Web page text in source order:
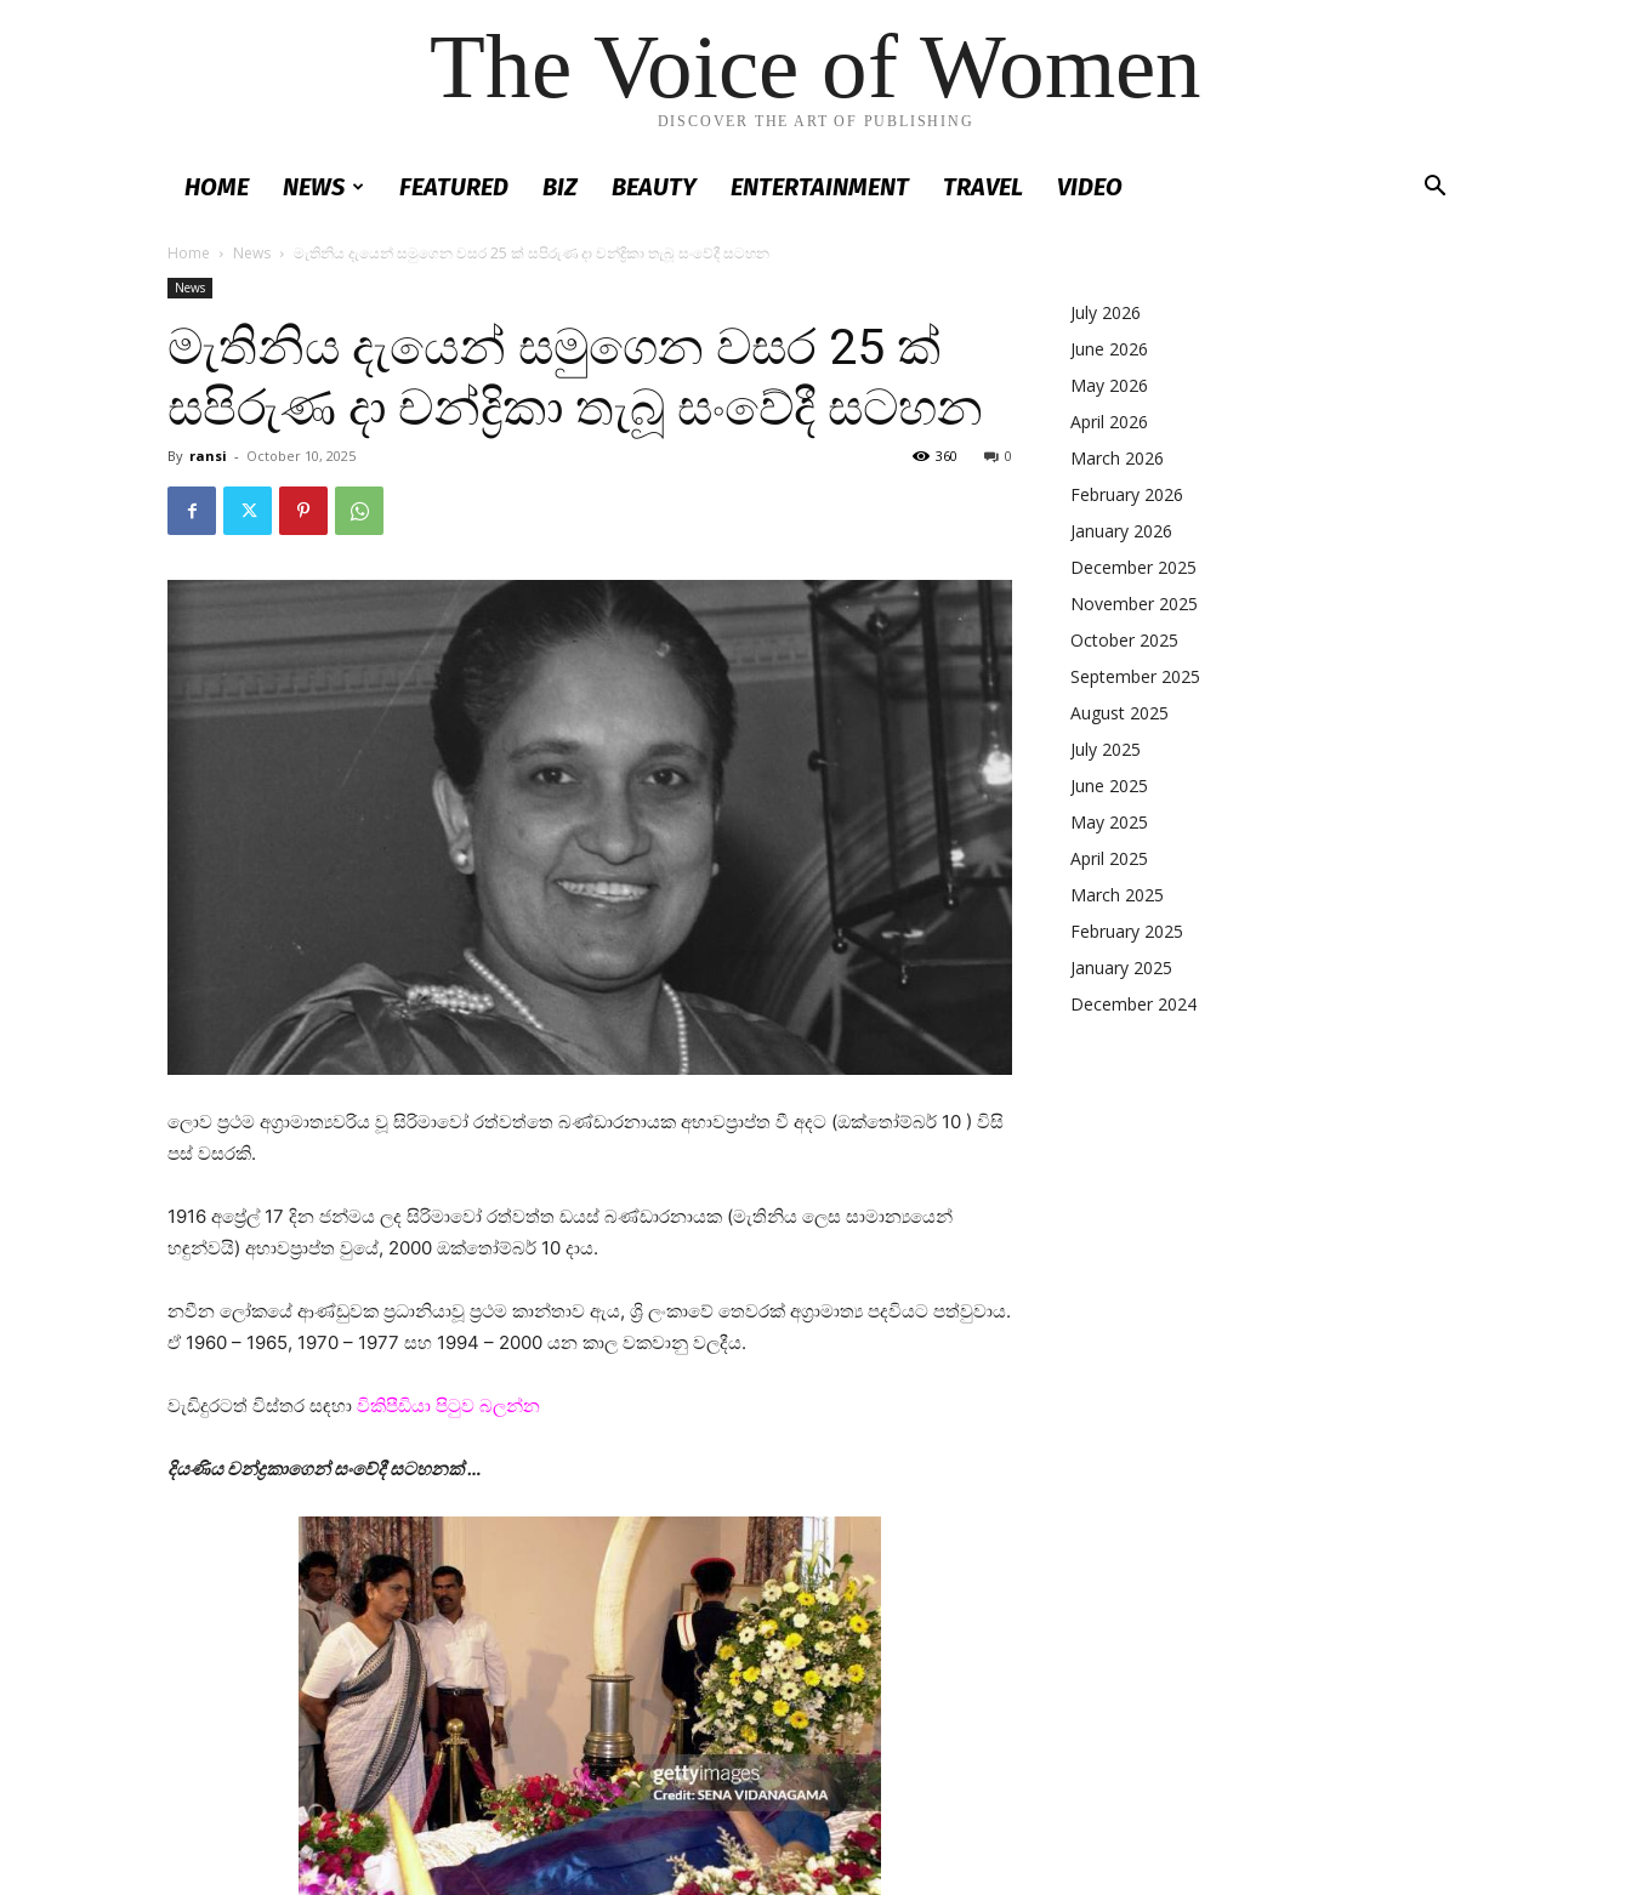
The Voice of Women
DISCOVER THE ART OF PUBLISHING
HOME NEWS FEATURED BIZ BEAUTY ENTERTAINMENT TRAVEL VIDEO
Home News මැතිනිය දැයෙන් සමුගෙන වසර 25 ක් සපිරුණ දා චන්ද්‍රිකා තැබූ සංවේදී සටහන
News
මැතිනිය දැයෙන් සමුගෙන වසර 25 ක්
සපිරුණ දා චන්ද්‍රිකා තැබූ සංවේදී සටහන
By ransi - October 10, 2025 0
360
ලොව ප්‍රථම අග්‍රාමාත්‍යවරිය වූ සිරිමාවෝ රත්වත්තෙ බණ්ඩාරනායක අභාවප්‍රාප්ත වී අදට (ඔක්තෝම්බර් 10 ) විසි
පස් වසරකි.
1916 අප්‍රේල් 17 දින ජන්මය ලද සිරිමාවෝ රත්වත්ත ඩයස් බණ්ඩාරනායක (මැතිනිය ලෙස සාමාන්‍යයෙන්
හඳුන්වයි) අභාවප්‍රාප්ත වුයේ, 2000 ඔක්තෝම්බර් 10 දාය.
නවීන ලෝකයේ ආණ්ඩුවක ප්‍රධානියාවූ ප්‍රථම කාන්තාව ඇය, ශ්‍රි ලංකාවේ තෙවරක් අග්‍රාමාත්‍ය පදවියට පත්වුවාය.
ඒ 1960 – 1965, 1970 – 1977 සහ 1994 – 2000 යන කාල වකවානු වලදීය.
වැඩිදුරටත් විස්තර සඳහා විකිපීඩියා පිටුව බලන්න
දියණිය චන්ද්‍රකාගෙන් සංවේදී සටහනක් …
July 2026
June 2026
May 2026
April 2026
March 2026
February 2026
January 2026
December 2025
November 2025
October 2025
September 2025
August 2025
July 2025
June 2025
May 2025
April 2025
March 2025
February 2025
January 2025
December 2024